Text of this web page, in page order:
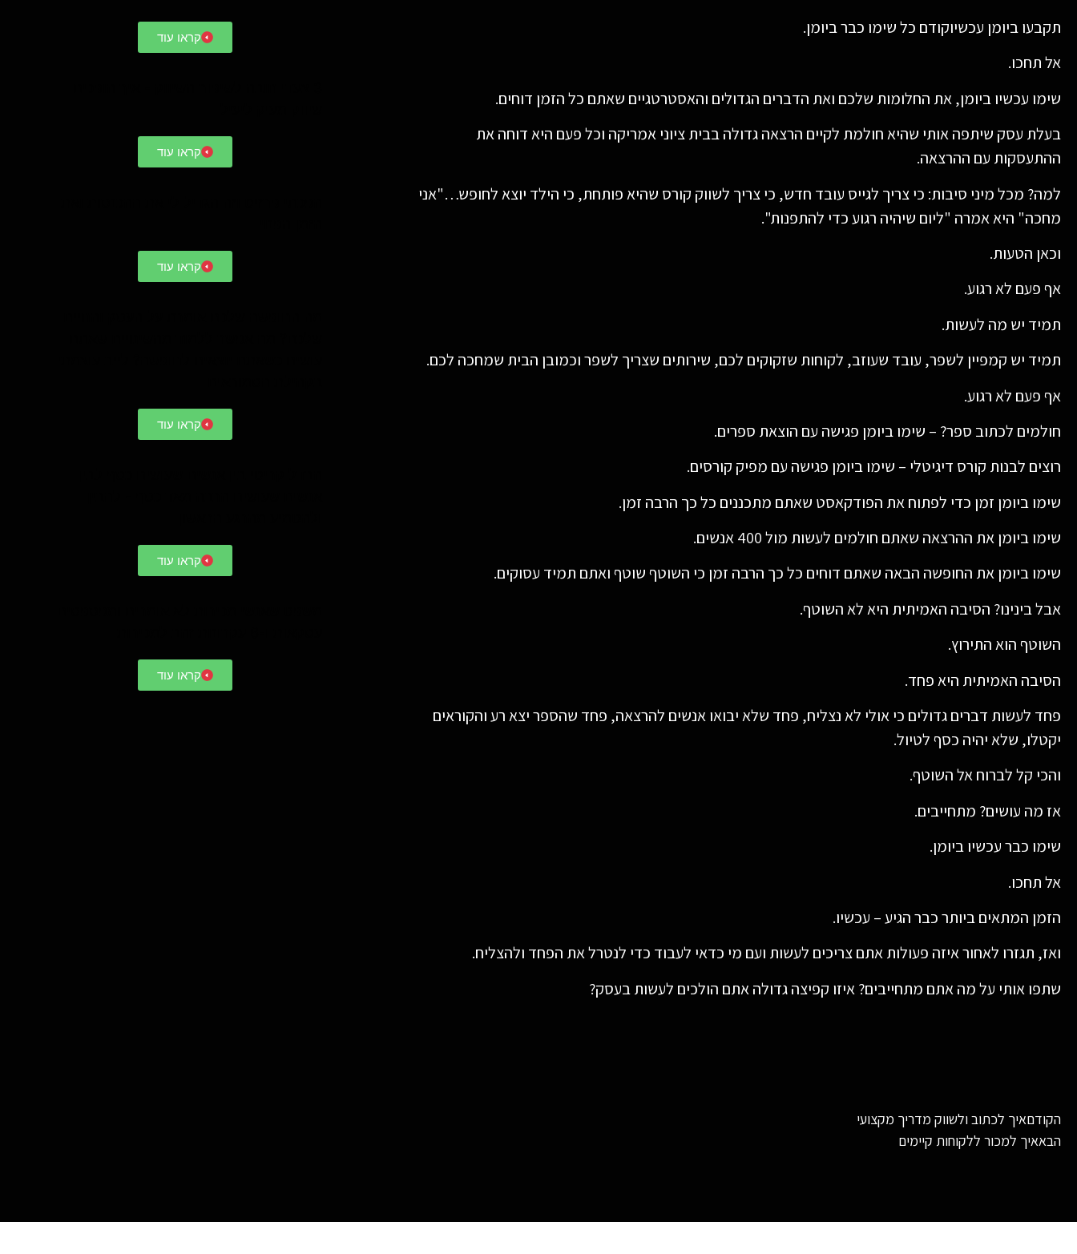
תקבעו ביומן עכשיוקודם כל שימו כבר ביומן.
אל תחכו.
שימו עכשיו ביומן, את החלומות שלכם ואת הדברים הגדולים והאסטרטגיים שאתם כל הזמן דוחים.
בעלת עסק שיתפה אותי שהיא חולמת לקיים הרצאה גדולה בבית ציוני אמריקה וכל פעם היא דוחה את
ההתעסקות עם ההרצאה.
למה? מכל מיני סיבות: כי צריך לגייס עובד חדש, כי צריך לשווק קורס שהיא פותחת, כי הילד יוצא לחופש…"אני
מחכה" היא אמרה "ליום שיהיה רגוע כדי להתפנות".
וכאן הטעות.
אף פעם לא רגוע.
תמיד יש מה לעשות.
תמיד יש קמפיין לשפר, עובד שעוזב, לקוחות שזקוקים לכם, שירותים שצריך לשפר וכמובן הבית שמחכה לכם.
אף פעם לא רגוע.
חולמים לכתוב ספר? – שימו ביומן פגישה עם הוצאת ספרים.
רוצים לבנות קורס דיגיטלי – שימו ביומן פגישה עם מפיק קורסים.
שימו ביומן זמן כדי לפתוח את הפודקאסט שאתם מתכננים כל כך הרבה זמן.
שימו ביומן את ההרצאה שאתם חולמים לעשות מול 400 אנשים.
שימו ביומן את החופשה הבאה שאתם דוחים כל כך הרבה זמן כי השוטף שוטף ואתם תמיד עסוקים.
אבל בינינו? הסיבה האמיתית היא לא השוטף.
השוטף הוא התירוץ.
הסיבה האמיתית היא פחד.
פחד לעשות דברים גדולים כי אולי לא נצליח, פחד שלא יבואו אנשים להרצאה, פחד שהספר יצא רע והקוראים
יקטלו, שלא יהיה כסף לטיול.
והכי קל לברוח אל השוטף.
אז מה עושים? מתחייבים.
שימו כבר עכשיו ביומן.
אל תחכו.
הזמן המתאים ביותר כבר הגיע – עכשיו.
ואז, תגזרו לאחור איזה פעולות אתם צריכים לעשות ועם מי כדאי לעבוד כדי לנטרל את הפחד ולהצליח.
שתפו אותי על מה אתם מתחייבים? איזו קפיצה גדולה אתם הולכים לעשות בעסק?
הקודםאיך לכתוב ולשווק מדריך מקצועי
הבאאיך למכור ללקוחות קיימים
קראו עוד
קראו עוד
קראו עוד
קראו עוד
קראו עוד
קראו עוד